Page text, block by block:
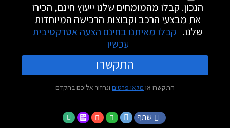
הנכון. קבלו מהמומחים שלנו ייעוץ חינם, הכירו
את מבצעי הרכב וקבוצות הרכישה המיוחדות
שלנו. קבלו מאיתנו בחינם הצעה אטרקטיבית
עכשיו
התקשרו
התקשרו או מלאו פרטים ונחזור אליכם בהקדם
שתף